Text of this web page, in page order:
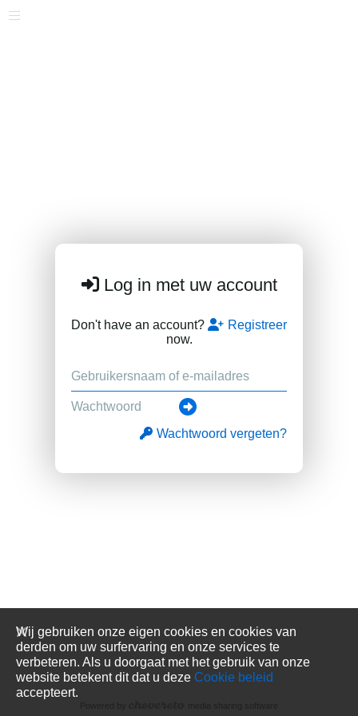
Log in met uw account
Don't have an account?
Registreer
now.
Wachtwoord vergeten?
Wij gebruiken onze eigen cookies en cookies van
derden om uw surfervaring en onze services te
verbeteren. Als u doorgaat met het gebruik van onze
website betekent dit dat u deze Cookie beleid
accepteert.